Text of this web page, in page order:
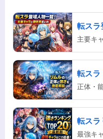
転スラ
主要キ
転スラ
正体・
転スラ
最強キ